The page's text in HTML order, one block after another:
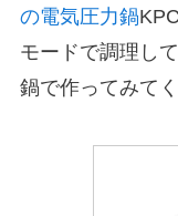
の電気圧力鍋
モードで調理し
鍋で作ってみてく